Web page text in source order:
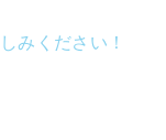
みください！